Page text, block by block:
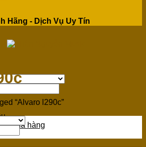
Hãng - Dịch Vụ Uy Tín
mua hàng
“Alvaro l290c”